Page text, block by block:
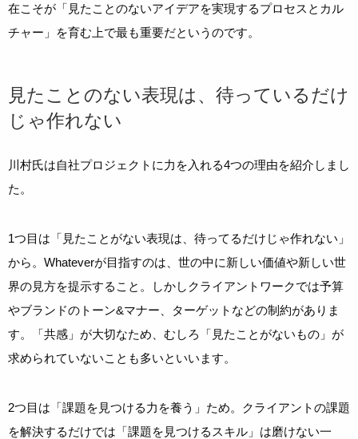
在こそが「見たことのないアイデアを実現するプロセスとカル
チャー」を育む上で最も重要だというのです。
見たことのない表現は、待っているだけ
じゃ作れない
川村氏は自社プロジェクトに力を入れる4つの理由を紹介しまし
た。
1つ目は「見たことがない表現は、待ってるだけじゃ作れない」
から。Whateverが目指すのは、世の中に新しい価値や新しい世
界の見方を提示すること。しかしクライアントワークでは予算
やブランドのトーン&マナー、ターゲットなどの制約がありま
す。「共感」が大切なため、むしろ「見たことがないもの」が
求められていないことも多いといいます。
2つ目は「課題を見つける力を養う」ため。クライアントの課題
を解決するだけでは「課題を見つけるスキル」は磨けない一